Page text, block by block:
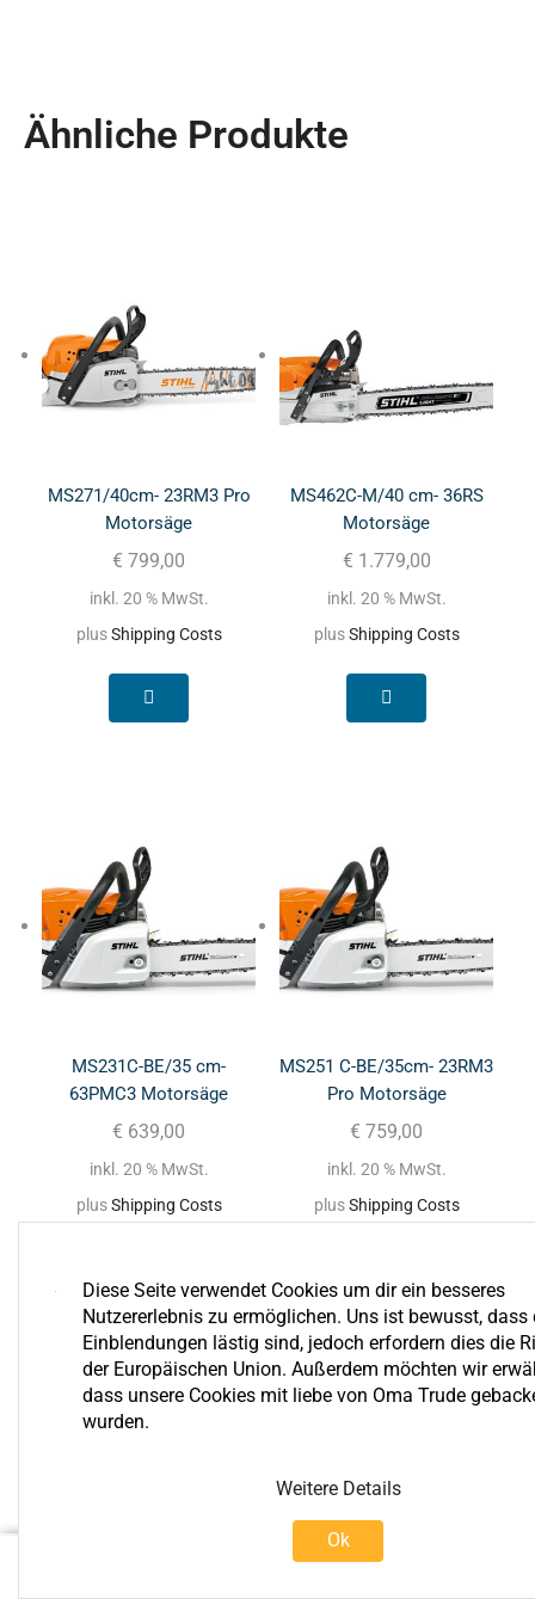
Ähnliche Produkte
MS271/40cm- 23RM3 Pro
Motorsäge
€ 799,00
inkl. 20 % MwSt.
plusShipping Costs
MS462C-M/40 cm- 36RS
Motorsäge
€ 1.779,00
inkl. 20 % MwSt.
plusShipping Costs
MS231C-BE/35 cm-
63PMC3 Motorsäge
€ 639,00
inkl. 20 % MwSt.
plusShipping Costs
MS251 C-BE/35cm- 23RM3
Pro Motorsäge
€ 759,00
inkl. 20 % MwSt.
plusShipping Costs
Shop Einloggen
0
Warenkorb Mehr
Diese Seite verwendet Cookies um dir ein besseres
Nutzererlebnis zu ermöglichen. Uns ist bewusst, dass
Einblendungen lästig sind, jedoch erfordern dies die
der Europäischen Union. Außerdem möchten wir
dass unsere Cookies mit liebe von Oma Trude
wurden.
Weitere Details
Ok